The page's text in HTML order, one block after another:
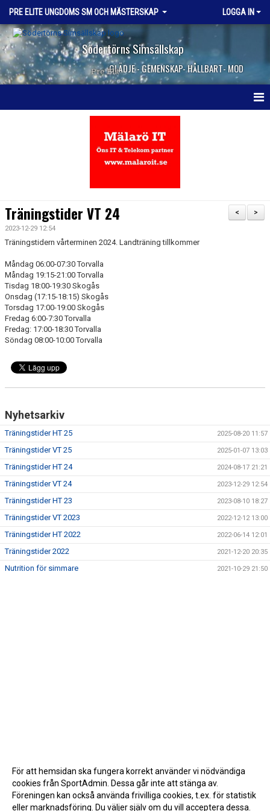
PRE ELITE UNGDOMS SM OCH MÄSTERSKAP LOGGA IN
Södertörns Simsällskap
GLÄDJE - GEMENSKAP- HÅLLBART- MOD
Pre Elit
>
<
Träningstider VT 24
2023-12-29 12:54
Träningstidern vårterminen 2024. Landträning tillkommer
Måndag 06:00-07:30 Torvalla
Måndag 19:15-21:00 Torvalla
Tisdag 18:00-19:30 Skogås
Onsdag (17:15-18:15) Skogås
Torsdag 17:00-19:00 Skogås
Fredag 6:00-7:30 Torvalla
Fredag: 17:00-18:30 Torvalla
Söndag 08:00-10:00 Torvalla
Nyhetsarkiv
Träningstider HT 25 2025-08-20 11:57
Träningstider VT 25 2025-01-07 13:03
Träningstider HT 24 2024-08-17 21:21
Träningstider VT 24 2023-12-29 12:54
Träningstider HT 23 2023-08-10 18:27
Träningstider VT 2023 2022-12-12 13:00
Träningstider HT 2022 2022-06-14 12:01
Träningstider 2022 2021-12-20 20:35
Nutrition för simmare 2021-10-29 21:50
För att hemsidan ska fungera korrekt använder vi nödvändiga
cookies från SportAdmin. Dessa går inte att stänga av.
Föreningen kan också använda frivilliga cookies, t.ex. för statistik
eller marknadsföring. Du väljer själv om du vill acceptera dessa.